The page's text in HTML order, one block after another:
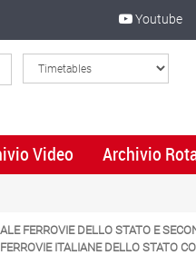
Youtube
Video Archivio
FERROVIE DELLO STATO E
ITALIANE DELLO STATO